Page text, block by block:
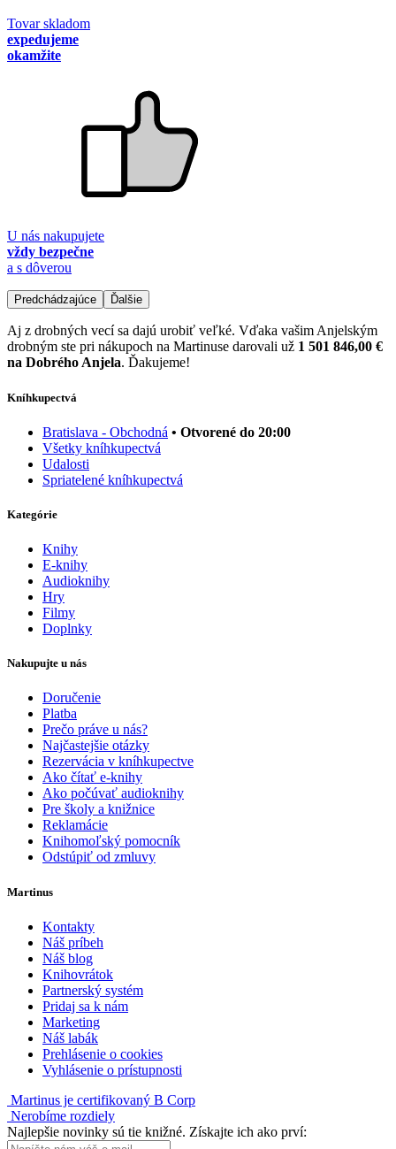
Tovar skladom
expedujeme
okamžite
U nás nakupujete
vždy bezpečne
a s dôverou
Predchádzajúce Ďalšie
Aj z drobných vecí sa dajú urobiť veľké. Vďaka vašim Anjelským
drobným ste pri nákupoch na Martinuse darovali už 1 501 846,00 €
na Dobrého Anjela. Ďakujeme!
Kníhkupectvá
Bratislava - Obchodná • Otvorené do 20:00
Všetky kníhkupectvá
Udalosti
Spriatelené kníhkupectvá
Kategórie
Knihy
E-knihy
Audioknihy
Hry
Filmy
Doplnky
Nakupujte u nás
Doručenie
Platba
Prečo práve u nás?
Najčastejšie otázky
Rezervácia v kníhkupectve
Ako čítať e-knihy
Ako počúvať audioknihy
Pre školy a knižnice
Reklamácie
Knihomoľský pomocník
Odstúpiť od zmluvy
Martinus
Kontakty
Náš príbeh
Náš blog
Knihovrátok
Partnerský systém
Pridaj sa k nám
Marketing
Náš labák
Prehlásenie o cookies
Vyhlásenie o prístupnosti
Martinus je certifikovaný B Corp
Nerobíme rozdiely
Najlepšie novinky sú tie knižné. Získajte ich ako prví: